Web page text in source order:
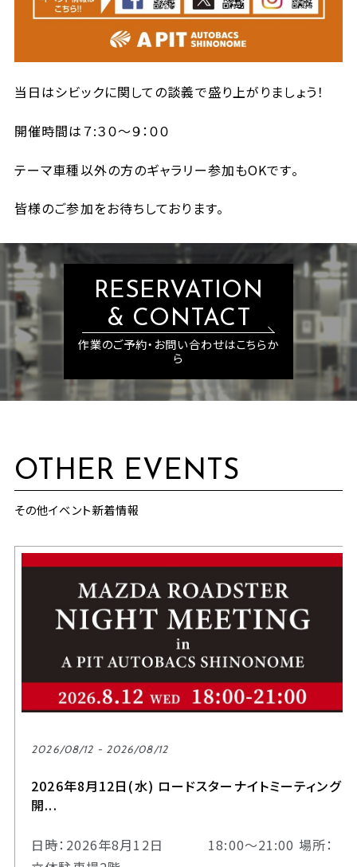
当日はシビックに関しての談義で盛り上がりましょう！
開催時間は７:３０～９：００
テーマ車種以外の方のギャラリー参加もOKです。
皆様のご参加をお待ちしております。
RESERVATION
& CONTACT
作業のご予約・お問い合わせはこちらか
ら
OTHER EVENTS
その他イベント新着情報
2026/08/12 - 2026/08/12
2026年8月12日(水) ロードスターナイトミーティング
開...
日時：2026年8月12日 18:00～21:00 場所：